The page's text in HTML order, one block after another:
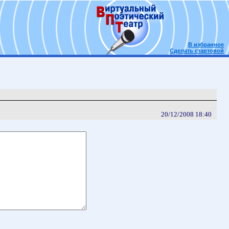
В избранное
Сделать стартовой
20/12/2008 18:40